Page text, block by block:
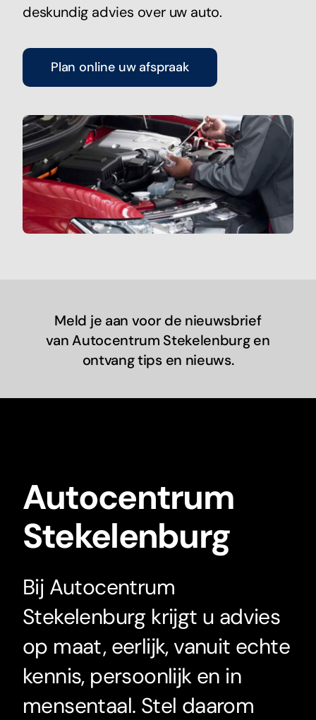
deskundig advies over uw auto.
Plan online uw afspraak
Meld je aan voor de nieuwsbrief
van Autocentrum Stekelenburg en
ontvang tips en nieuws.
Autocentrum
Stekelenburg
Bij Autocentrum
Stekelenburg krijgt u advies
op maat, eerlijk, vanuit echte
kennis, persoonlijk en in
mensentaal. Stel daarom